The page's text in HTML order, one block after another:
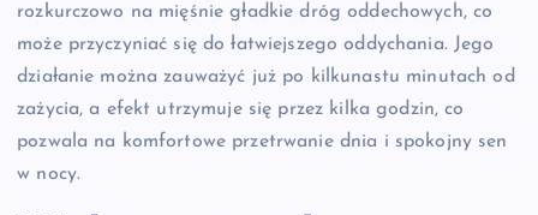
rozkurczowo na mięśnie gładkie dróg oddechowych, co
może przyczyniać się do łatwiejszego oddychania. Jego
działanie można zauważyć już po kilkunastu minutach od
zażycia, a efekt utrzymuje się przez kilka godzin, co
pozwala na komfortowe przetrwanie dnia i spokojny sen
w nocy.